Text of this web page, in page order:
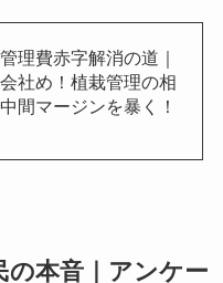
理費赤字解消の道｜
社め！植栽管理の相
間マージンを暴く！
の本音｜アンケー